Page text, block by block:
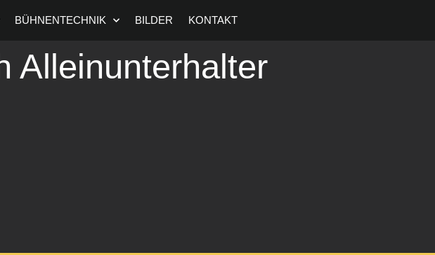
BÜHNENTECHNIK BILDER KONTAKT
Alleinunterhalter